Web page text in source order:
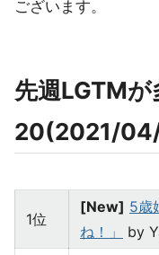
ございます。
先週LGTMが
20(2021/
1位
[New] 5歳
ね！」
by